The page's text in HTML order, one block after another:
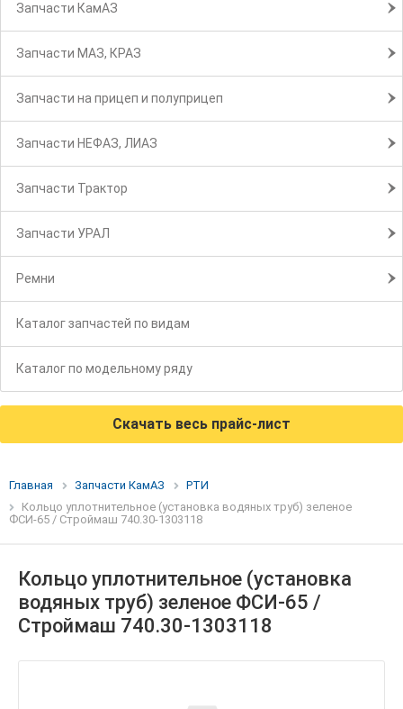
Запчасти КамАЗ
Запчасти МАЗ, КРАЗ
Запчасти на прицеп и полуприцеп
Запчасти НЕФАЗ, ЛИАЗ
Запчасти Трактор
Запчасти УРАЛ
Ремни
Каталог запчастей по видам
Каталог по модельному ряду
Скачать весь прайс-лист
Главная Запчасти КамАЗ
РТИ
Кольцо уплотнительное (установка водяных труб) зеленое
ФСИ-65 / Строймаш 740.30-1303118
Кольцо уплотнительное (установка
водяных труб) зеленое ФСИ-65 /
Строймаш 740.30-1303118